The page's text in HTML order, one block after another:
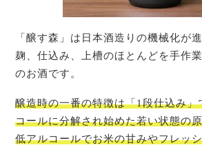
「醸す森」は日本酒造りの機械化が
麹、仕込み、上槽のほとんどを手作
のお酒です。
醸造時の一番の特徴は「1段仕込み」
コールに分解され始めた若い状態の
低アルコールでお米の甘みやフレッ